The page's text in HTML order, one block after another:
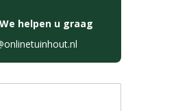
We helpen u graag